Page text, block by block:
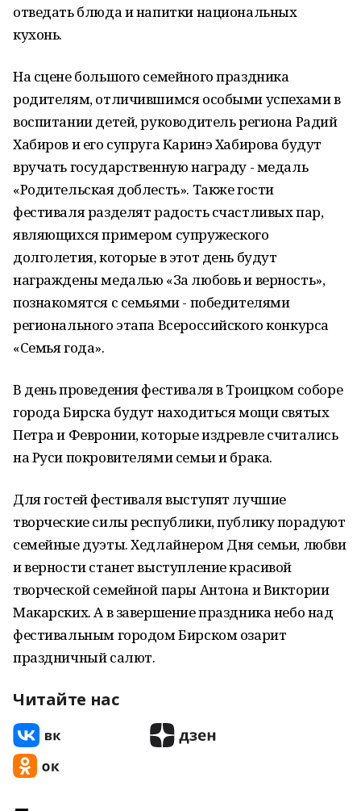
отведать блюда и напитки национальных
кухонь.
На сцене большого семейного праздника
родителям, отличившимся особыми успехами в
воспитании детей, руководитель региона Радий
Хабиров и его супруга Каринэ Хабирова будут
вручать государственную награду - медаль
«Родительская доблесть». Также гости
фестиваля разделят радость счастливых пар,
являющихся примером супружеского
долголетия, которые в этот день будут
награждены медалью «За любовь и верность»,
познакомятся с семьями - победителями
регионального этапа Всероссийского конкурса
«Семья года».
В день проведения фестиваля в Троицком соборе
города Бирска будут находиться мощи святых
Петра и Февронии, которые издревле считались
на Руси покровителями семьи и брака.
Для гостей фестиваля выступят лучшие
творческие силы республики, публику порадуют
семейные дуэты. Хедлайнером Дня семьи, любви
и верности станет выступление красивой
творческой семейной пары Антона и Виктории
Макарских. А в завершение праздника небо над
фестивальным городом Бирском озарит
праздничный салют.
Читайте нас